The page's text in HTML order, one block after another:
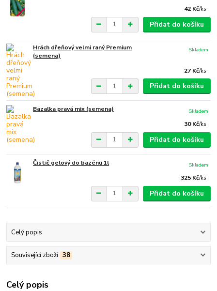
42 Kč/ks
Přidat do košíku
Hrách dřeňový velmi raný Premium
(semena)
27 Kč/ks
Skladem
Přidat do košíku
Bazalka pravá mix (semena)
30 Kč/ks
Skladem
Přidat do košíku
Čistič gelový do bazénu 1l
325 Kč/ks
Skladem
Přidat do košíku
Celý popis
Související zboží 38
Celý popis